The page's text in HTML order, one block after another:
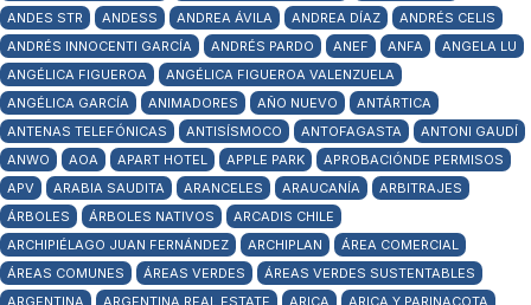
ANDES STR
ANDESS ANDREA ÁVILA ANDREA DÍAZ
ANDRÉS CELIS
ANDRÉS INNOCENTI GARCÍA
ANDRÉS PARDO ANEF ANFA
ANGELA LU
ANGÉLICA FIGUEROA
ANGÉLICA FIGUEROA VALENZUELA
ANGÉLICA GARCÍA
ANIMADORES AÑO NUEVO
ANTÁRTICA
ANTENAS TELEFÓNICAS
ANTISÍSMOCO ANTOFAGASTA
ANTONI GAUDÍ
ANWO
AOA APART HOTEL APPLE PARK
APROBACIÓNDE PERMISOS
APV
ARABIA SAUDITA ARANCELES ARAUCANÍA
ARBITRAJES
ÁRBOLES
ÁRBOLES NATIVOS
ARCADIS CHILE
ARCHIPIÉLAGO JUAN FERNÁNDEZ
ARCHIPLAN
ÁREA COMERCIAL
ÁREAS COMUNES
ÁREAS VERDES
ÁREAS VERDES SUSTENTABLES